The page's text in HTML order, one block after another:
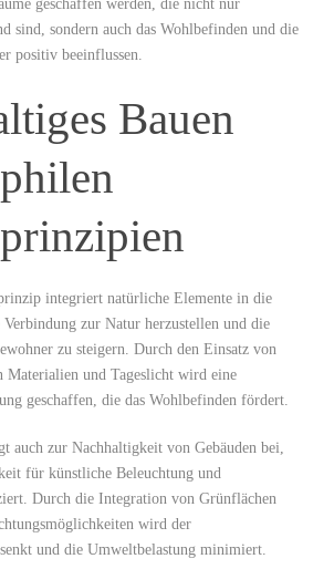
⁣geschaffen⁢ werden, die ​nicht nur
sind, sondern auch das Wohlbefinden und die
positiv beeinflussen.
Bauen
integriert natürliche Elemente in ‍die
zur⁢ Natur herzustellen und die
‌zu steigern. Durch den Einsatz von
Materialien⁤ und Tageslicht wird eine
geschaffen,⁢ die das⁣ Wohlbefinden fördert.
auch zur Nachhaltigkeit von Gebäuden bei,
für künstliche Beleuchtung ​und
Durch ​die Integration von ‍Grünflächen
wird der
und die Umweltbelastung minimiert.